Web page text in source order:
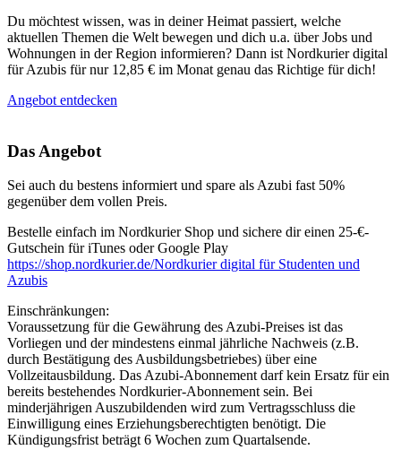
Du möchtest wissen, was in deiner Heimat passiert, welche
aktuellen Themen die Welt bewegen und dich u.a. über Jobs und
Wohnungen in der Region informieren? Dann ist Nordkurier digital
für Azubis für nur 12,85 € im Monat genau das Richtige für dich!
Angebot entdecken
Das Angebot
Sei auch du bestens informiert und spare als Azubi fast 50%
gegenüber dem vollen Preis.
Bestelle einfach im Nordkurier Shop und sichere dir einen 25-€-
Gutschein für iTunes oder Google Play
https://shop.nordkurier.de/Nordkurier digital für Studenten und
Azubis
Einschränkungen:
Voraussetzung für die Gewährung des Azubi-Preises ist das
Vorliegen und der mindestens einmal jährliche Nachweis (z.B.
durch Bestätigung des Ausbildungsbetriebes) über eine
Vollzeitausbildung. Das Azubi-Abonnement darf kein Ersatz für ein
bereits bestehendes Nordkurier-Abonnement sein. Bei
minderjährigen Auszubildenden wird zum Vertragsschluss die
Einwilligung eines Erziehungsberechtigten benötigt. Die
Kündigungsfrist beträgt 6 Wochen zum Quartalsende.